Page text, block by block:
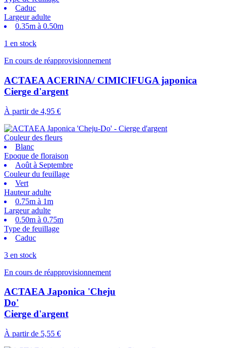
Caduc
Largeur adulte
0.35m à 0.50m
1 en stock
En cours de réapprovisionnement
ACTAEA ACERINA/ CIMICIFUGA japonica
Cierge d'argent
À partir de 4,95 €
Couleur des fleurs
Blanc
Epoque de floraison
Août à Septembre
Couleur du feuillage
Vert
Hauteur adulte
0.75m à 1m
Largeur adulte
0.50m à 0.75m
Type de feuillage
Caduc
3 en stock
En cours de réapprovisionnement
ACTAEA Japonica 'Cheju
Do'
Cierge d'argent
À partir de 5,55 €